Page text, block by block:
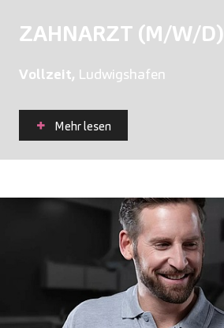
ZAHNARZT (M/W/D)
Vollzeit, Ludwigshafen
Mehr lesen